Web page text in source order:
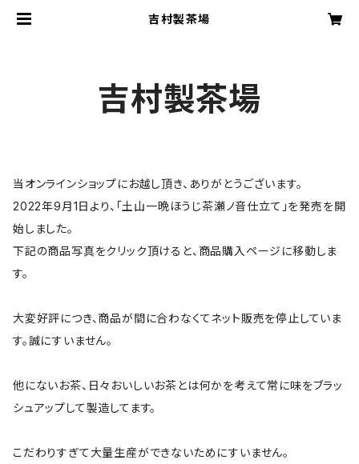
吉村製茶場
吉村製茶場
当オンラインショップにお越し頂き、ありがとうございます。
2022年9月1日より、「土山一晩ほうじ茶瀬ノ音仕立て」を発売を開
始しました。
下記の商品写真をクリック頂けると、商品購入ページに移動しま
す。
大変好評につき、商品が間に合わなくてネット販売を停止していま
す。誠にすいません。
他にないお茶、日々おいしいお茶とは何かを考えて常に味をブラッ
シュアップして製造してます。
こだわりすぎて大量生産ができないためにすいません。